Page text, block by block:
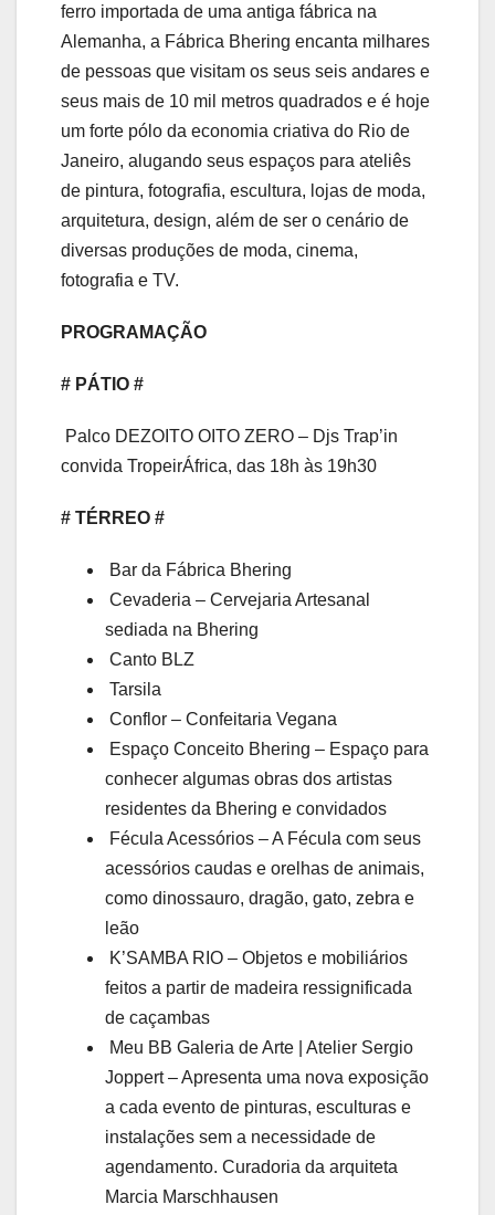
ferro importada de uma antiga fábrica na
Alemanha, a Fábrica Bhering encanta milhares
de pessoas que visitam os seus seis andares e
seus mais de 10 mil metros quadrados e é hoje
um forte pólo da economia criativa do Rio de
Janeiro, alugando seus espaços para ateliês
de pintura, fotografia, escultura, lojas de moda,
arquitetura, design, além de ser o cenário de
diversas produções de moda, cinema,
fotografia e TV.
PROGRAMAÇÃO
# PÁTIO #
Palco DEZOITO OITO ZERO – Djs Trap’in
convida TropeirÁfrica, das 18h às 19h30
# TÉRREO #
Bar da Fábrica Bhering
Cevaderia – Cervejaria Artesanal
sediada na Bhering
Canto BLZ
Tarsila
Conflor – Confeitaria Vegana
Espaço Conceito Bhering – Espaço para
conhecer algumas obras dos artistas
residentes da Bhering e convidados
Fécula Acessórios – A Fécula com seus
acessórios caudas e orelhas de animais,
como dinossauro, dragão, gato, zebra e
leão
K’SAMBA RIO – Objetos e mobiliários
feitos a partir de madeira ressignificada
de caçambas
Meu BB Galeria de Arte | Atelier Sergio
Joppert – Apresenta uma nova exposição
a cada evento de pinturas, esculturas e
instalações sem a necessidade de
agendamento. Curadoria da arquiteta
Marcia Marschhausen